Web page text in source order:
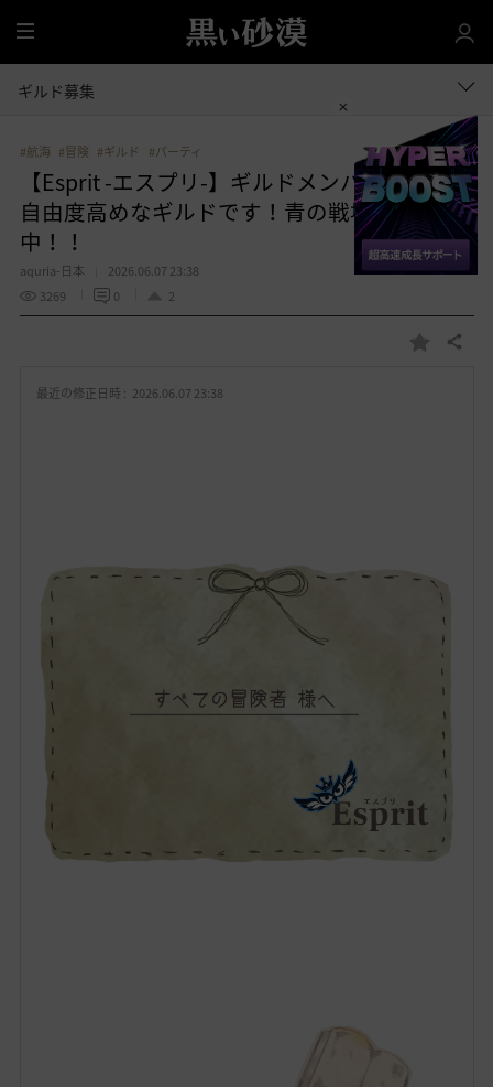
全
体
ギルド募集
#航海 #冒険 #ギルド #パーティ
【Esprit -エスプリ-】ギルドメンバー募集中🎵
自由度高めなギルドです！青の戦場⚓参戦
中！！
aquria-日本
2026.06.07 23:38
3269
0 2
お 共有する
最近の修正日時 : 2026.06.07 23:38